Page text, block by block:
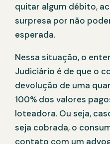
quitar algum débito,
surpresa por não
esperada.
Nessa situação, o
Judiciário é de que o
devolução de uma
100% dos valores
loteadora. Ou seja,
seja cobrada, o
contato com um